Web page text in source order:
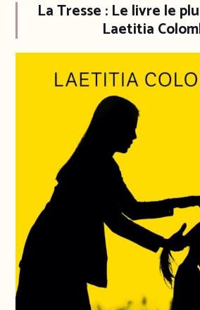
La Tresse : Le livre le
Laetitia